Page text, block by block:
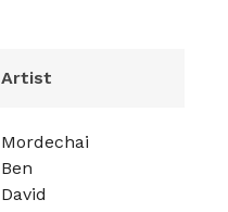
Artist
Mordechai
Ben
David